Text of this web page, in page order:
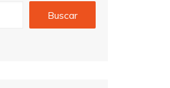
Buscar